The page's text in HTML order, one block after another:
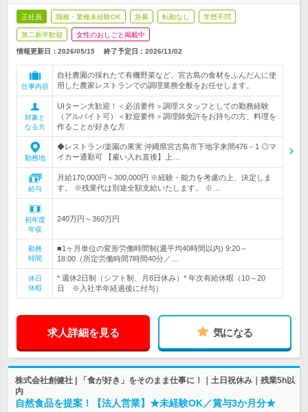
正社員 職種・業種未経験OK 急募 転勤なし 学歴不問
第二新卒歓迎 女性のおしごと掲載中
情報更新日：2026/05/15 終了予定日： 2026/11/02
仕事内容
自社農園の採れたて有機野菜など、宮古島の食材をふんだんに使
用した農家レストランでの調理業務全般をお任せします。
対象と
なる方
UIターン大歓迎！＜必須要件＞調理スタッフとしての勤務経験
（アルバイト可）＜歓迎要件＞調理師免許をお持ちの方、料理を
作ることが好きな方
勤務地
◆レストラン/楽園の果実 沖縄県宮古島市下地字来間476－1 ◎マ
イカー通勤可 【雇い入れ直後】上…
給与
月給170,000円～300,000円 ※経験・能力を考慮の上、決定しま
す。 ※残業代は別途全額支給いたします。 ※…
初年度
年収
240万円～360万円
勤務
時間
■1ヶ月単位の変形労働時間制(週平均40時間以内) 9:20～
18:00（所定労働時間7時間40分／…
休日
休暇
* 週休2日制（シフト制、月8日休み）* 年次有給休暇（10～20
日 ※入社半年経過後に付与）
求人詳細を見る 気になる
株式会社創健社 | 「食が好き」をそのまま仕事に！｜土日祝休み｜残業5h以
内
自然食品を提案！【法人営業】★未経験OK／賞与3か月分★